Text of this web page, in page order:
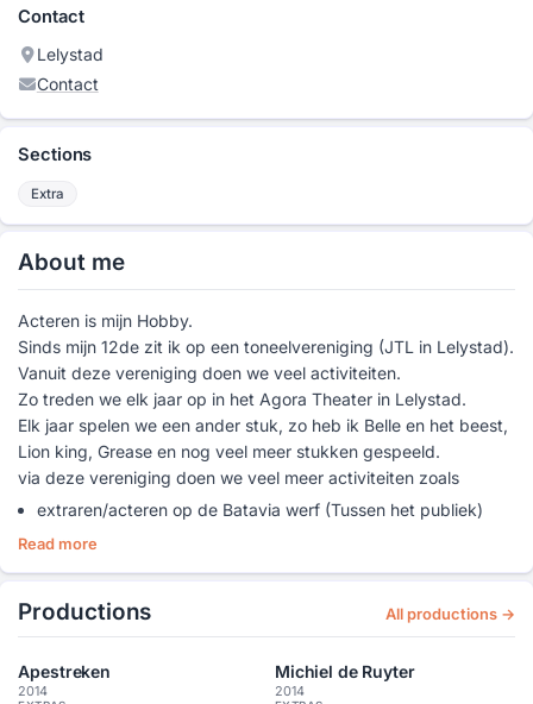
Contact
Lelystad
Contact
Sections
Extra
About me
Acteren is mijn Hobby.
Sinds mijn 12de zit ik op een toneelvereniging (JTL in Lelystad).
Vanuit deze vereniging doen we veel activiteiten.
Zo treden we elk jaar op in het Agora Theater in Lelystad.
Elk jaar spelen we een ander stuk, zo heb ik Belle en het beest,
Lion king, Grease en nog veel meer stukken gespeeld.
via deze vereniging doen we veel meer activiteiten zoals
extraren/acteren op de Batavia werf (Tussen het publiek)
Zwarte piet spelen (rond Sinterklaas)
Afgelopen zomer (2014) heb ik geextraerd in 2 films.
Michiel de Ruyter
Apenstreken
Read more
Productions All productions →
Apestreken
2014
Michiel de Ruyter
2014